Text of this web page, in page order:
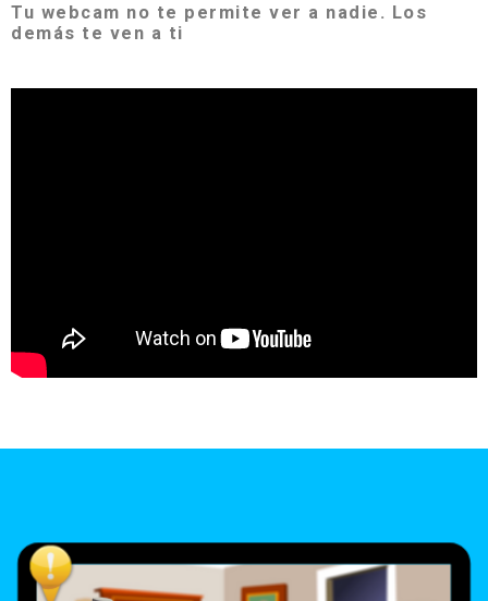
Tu webcam no te permite ver a nadie. Los
demás te ven a ti